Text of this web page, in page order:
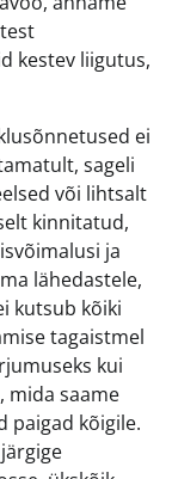
kestev liigutus,
ei
sageli
või lihtsalt
kinnitatud,
ja
lähedastele,
kutsub kõiki
tagaistmel
kui
mida saame
paigad kõigile.